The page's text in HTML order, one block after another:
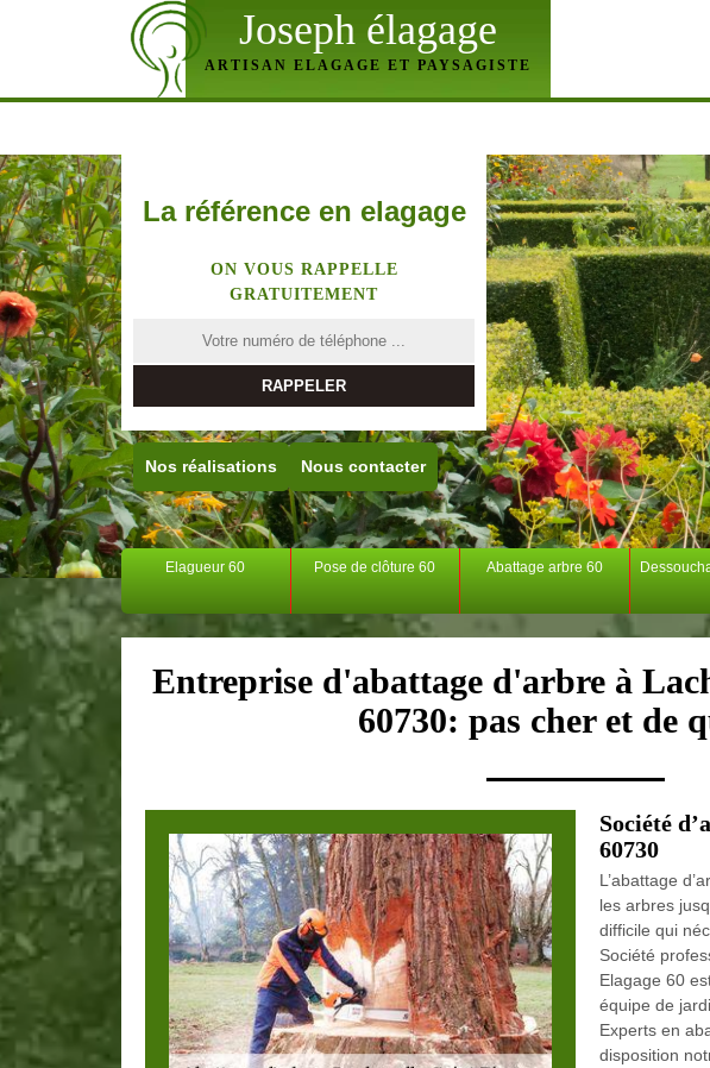
Joseph élagage
ARTISAN ELAGAGE ET PAYSAGISTE
La référence en elagage
ON VOUS RAPPELLE
GRATUITEMENT
Nos réalisations Nous contacter
Elagueur 60 Pose de clôture 60 Abattage arbre 60
Entreprise d'abattage d'arbre à
60730: pas cher et de
Société
60730
L’abattage
les arbres
difficile qui
Société
Elagage 60
équipe de
Experts en
disposition